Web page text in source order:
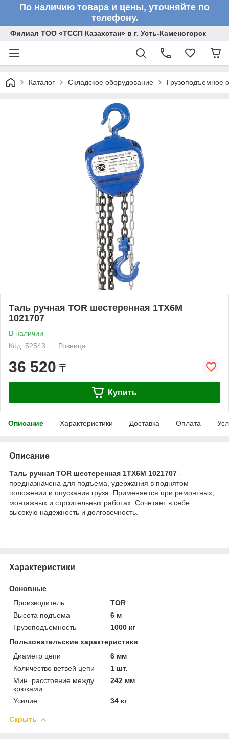
По наличию товара и цены, уточняйте по
телефону.
Филиал ТОО «ТССП Казахстан» в г. Усть-Каменогорск
Каталог Складское оборудование Грузоподъемное
Таль ручная TOR шестеренная 1ТХ6М
1021707
В наличии
Код: 52543
Розница
36 520 ₸
Купить
Описание Характеристики Доставка Оплата
Описание
Таль ручная TOR шестеренная 1ТХ6М 1021707 -
предназначена для подъема, удержания в поднятом
положении и опускания груза. Применяется при ремонтных,
монтажных и строительных работах. Сочетает в себе
высокую надежность и долговечность.
Характеристики
Основные
Производитель
TOR
Высота подъема
6 м
Грузоподъемность
1000 кг
Пользовательские характеристики
Диаметр цепи
6 мм
Количество ветвей цепи
1 шт.
Мин. расстояние между
крюками
242 мм
Усилие 34 кг
Скрыть